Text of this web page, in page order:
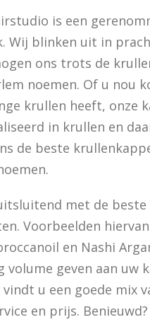
is een
Wij blinken uit in
ons trots de
noemen. Of u nou
krullen heeft, onze
in krullen en
de beste
met de beste
Voorbeelden
en Nashi
volume geven aan uw
u een goede mix
en prijs.